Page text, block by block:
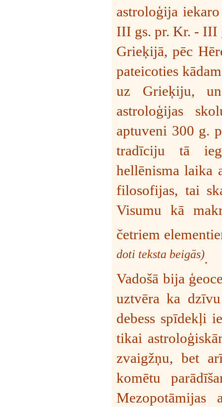
astroloģija
III gs. pr. Kr. - III
Grieķijā, pēc
pateicoties
uz Grieķiju,
astroloģijas
aptuveni 300 g.
tradīciju tā
hellēnisma laika
filosofijas, tai
Visumu kā
četriem
doti teksta beigās).
Vadošā bija
uztvēra ka
debess spīdekļi
tikai
zvaigžņu, bet
komētu
Mezopotāmijas